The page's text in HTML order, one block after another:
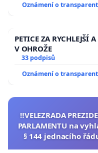
Oznámení o
PETICE ZA RYCHLEJŠÍ
V OHROŽE
33 podpisů
Oznámení o
‼️VELEZRADA
PARLAMENTU na
§ 144 jednacího